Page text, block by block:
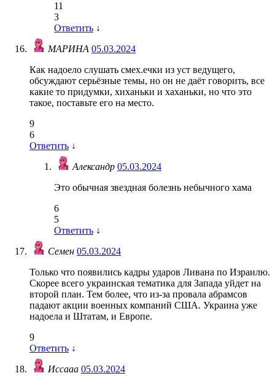
11
3
Ответить ↓
МАРИНА 05.03.2024
Как надоело слушать смех.ечки из уст ведущего,
обсуждают серьёзные темы, но он не даёт говорить, все
какие то придумки, хиханьки и хаханьки, но что это
такое, поставьте его на место.
9
6
Ответить ↓
Александр 05.03.2024
Это обычная звездная болезнь небычного хама
6
5
Ответить ↓
Семен 05.03.2024
Только что появились кадры ударов Ливана по Израилю.
Скорее всего украинская тематика для Запада уйдет на
второй план. Тем более, что из-за провала абрамсов
падают акции военных компаний США. Украина уже
надоела и Штатам, и Европе.
9
Ответить ↓
Иссааа 05.03.2024